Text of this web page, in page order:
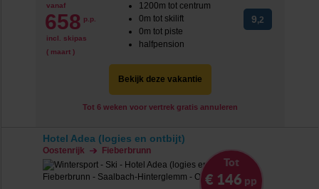
vanaf
658 p.p.
incl. skipas
( maart )
1200m tot centrum
0m tot skilift
0m tot piste
halfpension
9,2
Bekijk deze vakantie
Tot 6 weken voor vertrek gratis annuleren
Hotel Adea (logies en ontbijt)
Oostenrijk Fieberbrunn
Tot
€ 146 pp